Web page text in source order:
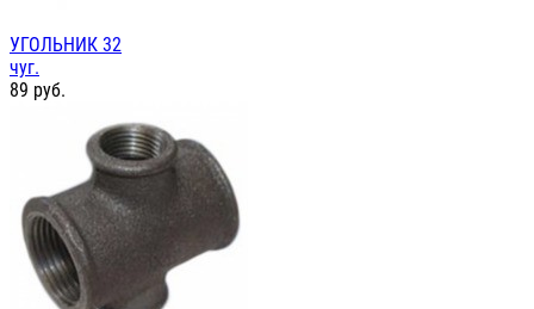
УГОЛЬНИК 32
чуг.
89 руб.